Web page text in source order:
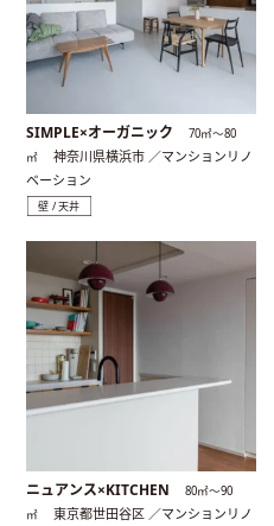
SIMPLE×オーガニック
70㎡〜80
㎡
神奈川県横浜市 ／マンションリノ
ベーション
壁 / 天井
ニュアンス×KITCHEN
80㎡〜90
㎡
東京都世田谷区 ／マンションリノ